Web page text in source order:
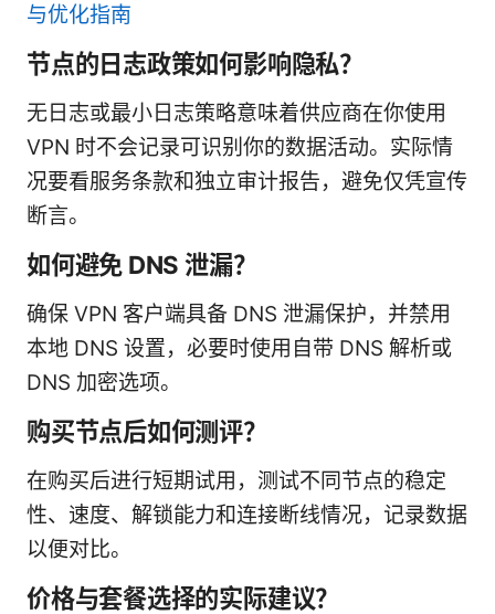
与优化指南
节点的日志政策如何影响隐私？
无日志或最小日志策略意味着供应商在你使用
VPN 时不会记录可识别你的数据活动。实际情
况要看服务条款和独立审计报告，避免仅凭宣传
断言。
如何避免 DNS 泄漏？
确保 VPN 客户端具备 DNS 泄漏保护，并禁用
本地 DNS 设置，必要时使用自带 DNS 解析或
DNS 加密选项。
购买节点后如何测评？
在购买后进行短期试用，测试不同节点的稳定
性、速度、解锁能力和连接断线情况，记录数据
以便对比。
价格与套餐选择的实际建议？